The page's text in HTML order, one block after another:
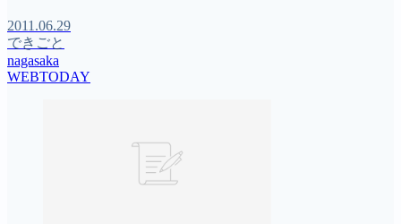
2011.06.29
できごと
nagasaka
WEBTODAY